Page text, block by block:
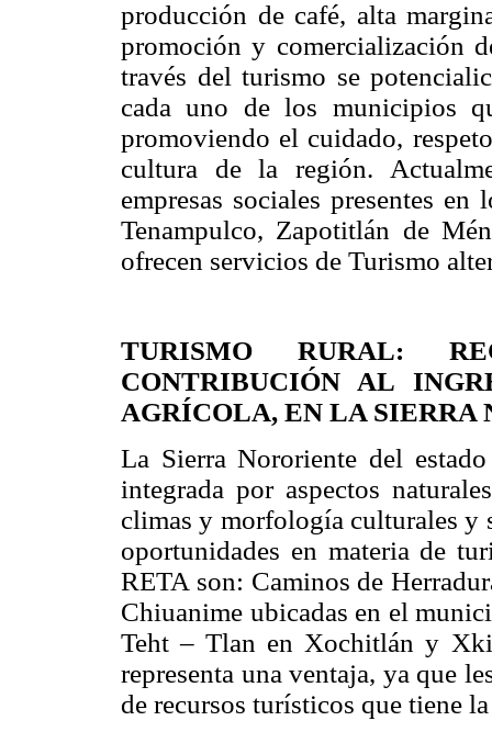
producción de café, alta
promoción y comercialización
través del turismo se
cada uno de los municipios
promoviendo el cuidado,
cultura de la región.
empresas sociales presentes
Tenampulco, Zapotitlán de
ofrecen servicios de Turismo
TURISMO RURAL:
CONTRIBUCIÓN AL
AGRÍCOLA, EN LA SIERRA
La Sierra Nororiente del
integrada por aspectos
climas y morfología culturales y
oportunidades en materia de
RETA son: Caminos de
Chiuanime ubicadas en el
Teht – Tlan en Xochitlán y
representa una ventaja, ya que
de recursos turísticos que tiene